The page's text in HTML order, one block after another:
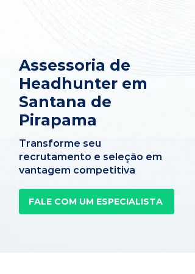
Assessoria de
Headhunter em
Santana de
Pirapama
Transforme seu
recrutamento e seleção em
vantagem competitiva
FALE COM UM ESPECIALISTA